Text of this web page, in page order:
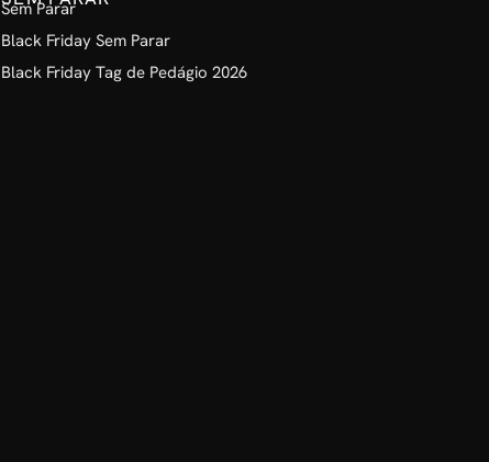
Sem Parar
Black Friday Sem Parar
Black Friday Tag de Pedágio 2026